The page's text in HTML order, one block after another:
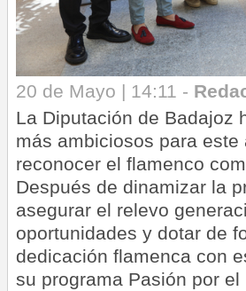
20 de Mayo | 14:11 -
La Diputación de Badajoz
más ambiciosos para
reconocer el flamenco
Después de dinamizar la
asegurar el relevo
oportunidades y dotar de
dedicación flamenca con
su programa Pasión por